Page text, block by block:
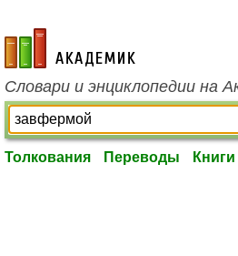
academic.ru
Словари и энциклопедии на
Толкования Переводы Книги